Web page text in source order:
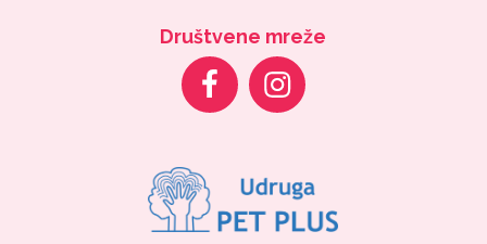
Društvene mreže